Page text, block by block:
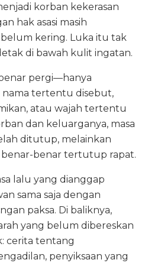
korban kekerasan
hak asasi masih
kering. Luka itu tak
di bawah kulit ingatan.
pergi—hanya
tertentu disebut,
atau wajah tertentu
dan keluarganya, masa
ditutup, melainkan
benar tertutup rapat.
lalu yang dianggap
sama saja dengan
paksa. Di baliknya,
yang belum dibereskan
cerita tentang
penyiksaan yang